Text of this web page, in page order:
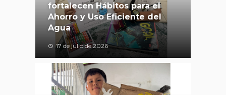
fortalecen Hábitos para el
Ahorro y Uso Eficiente del
Agua
17 de julio de 2026